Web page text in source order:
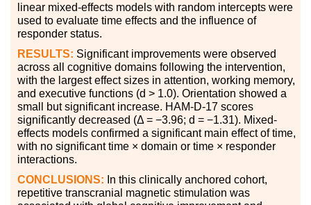
linear mixed-effects models with random intercepts were
used to evaluate time effects and the influence of
responder status.
RESULTS: Significant improvements were observed
across all cognitive domains following the intervention,
with the largest effect sizes in attention, working memory,
and executive functions (d > 1.0). Orientation showed a
small but significant increase. HAM-D-17 scores
significantly decreased (Δ = −3.96; d = −1.31). Mixed-
effects models confirmed a significant main effect of time,
with no significant time × domain or time × responder
interactions.
CONCLUSIONS: In this clinically anchored cohort,
repetitive transcranial magnetic stimulation was